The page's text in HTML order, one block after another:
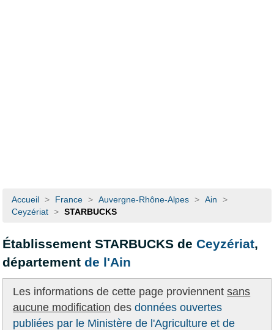
Accueil > France > Auvergne-Rhône-Alpes > Ain
>
Ceyzériat > STARBUCKS
Établissement STARBUCKS deCeyzériat,
départementde l'Ain
Les informations de cette page proviennentsans
aucune modification desdonnées ouvertes
publiées par le Ministère de l'Agriculture et de